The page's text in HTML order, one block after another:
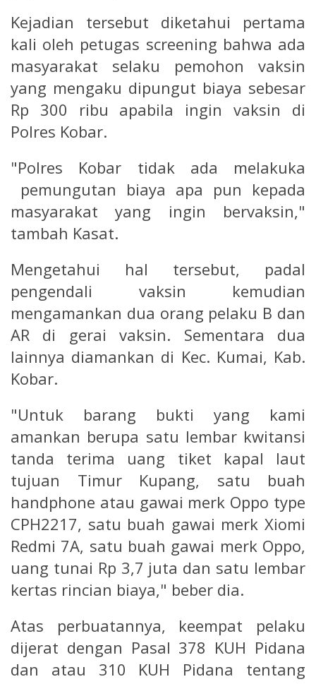
Kejadian tersebut diketahui pertama
kali oleh petugas screening bahwa ada
masyarakat selaku pemohon vaksin
yang mengaku dipungut biaya sebesar
Rp 300 ribu apabila ingin vaksin di
Polres Kobar.
"Polres Kobar tidak ada melakuka
pemungutan biaya apa pun kepada
masyarakat yang ingin bervaksin,"
tambah Kasat.
Mengetahui hal tersebut, padal
pengendali vaksin kemudian
mengamankan dua orang pelaku B dan
AR di gerai vaksin. Sementara dua
lainnya diamankan di Kec. Kumai, Kab.
Kobar.
"Untuk barang bukti yang kami
amankan berupa satu lembar kwitansi
tanda terima uang tiket kapal laut
tujuan Timur Kupang, satu buah
handphone atau gawai merk Oppo type
CPH2217, satu buah gawai merk Xiomi
Redmi 7A, satu buah gawai merk Oppo,
uang tunai Rp 3,7 juta dan satu lembar
kertas rincian biaya," beber dia.
Atas perbuatannya, keempat pelaku
dijerat dengan Pasal 378 KUH Pidana
dan atau 310 KUH Pidana tentang